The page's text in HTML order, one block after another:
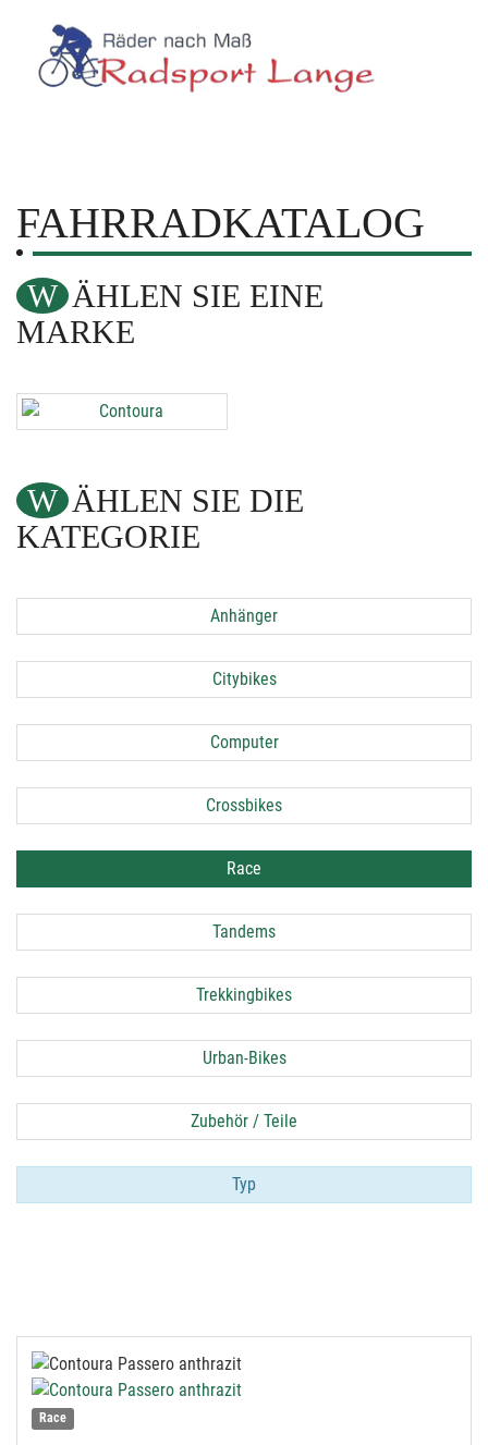
FAHRRADKATALOG
WÄHLEN SIE EINE
MARKE
WÄHLEN SIE DIE
KATEGORIE
Anhänger
Citybikes
Computer
Crossbikes
Race
Tandems
Trekkingbikes
Urban-Bikes
Zubehör / Teile
Typ
Race